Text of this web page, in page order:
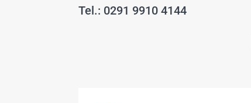
Tel.: 0291 9910 4144